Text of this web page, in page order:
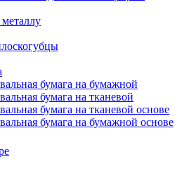
бумага на бумажной
бумага на тканевой
бумага на тканевой основе
бумага на бумажной основе